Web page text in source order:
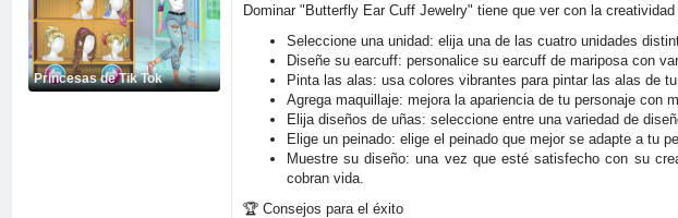
Princesas de Tik Tok
Dominar "Butterfly Ear Cuff Jewelry" tiene que ver con la
Seleccione una unidad: elija una de las cuatro unidades
Diseñe su earcuff: personalice su earcuff de mariposa con
Pinta las alas: usa colores vibrantes para pintar las alas de
Agrega maquillaje: mejora la apariencia de tu personaje con
Elija diseños de uñas: seleccione entre una variedad de
Elige un peinado: elige el peinado que mejor se adapte a tu
Muestre su diseño: una vez que esté satisfecho con su
cobran vida.
🏆 Consejos para el éxito